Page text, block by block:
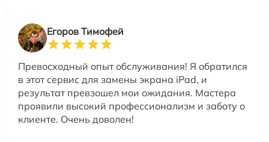
Егоров Тимофей
Превосходный опыт обслуживания! Я обратился
в этот сервис для замены экрана iPad, и
результат превзошел мои ожидания. Мастера
проявили высокий профессионализм и заботу о
клиенте. Очень доволен!